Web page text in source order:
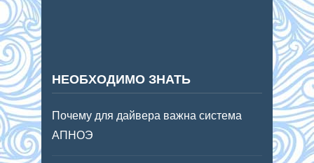
НЕОБХОДИМО ЗНАТЬ
Почему для дайвера важна система
АПНОЭ